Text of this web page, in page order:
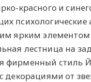
красного и
психологические
ярким элементом
лестница на
фирменный стиль
декорациями от